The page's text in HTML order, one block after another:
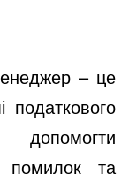
– це
податкового
допомогти
помилок та